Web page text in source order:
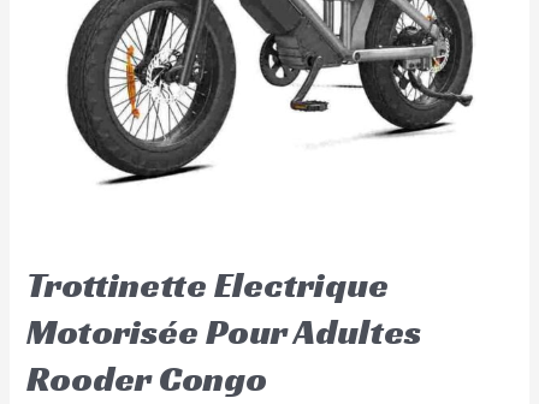
Trottinette Electrique
Motorisée Pour Adultes
Rooder Congo